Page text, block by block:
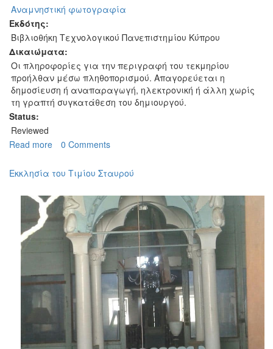
Αναμνηστική φωτογραφία
Εκδότης:
Βιβλιοθήκη Τεχνολογικού Πανεπιστημίου Κύπρου
Δικαιώματα:
Οι πληροφορίες για την περιγραφή του τεκμηρίου
προήλθαν μέσω πληθοπορισμού. Απαγορεύεται η
δημοσίευση ή αναπαραγωγή, ηλεκτρονική ή άλλη χωρίς
τη γραπτή συγκατάθεση του δημιουργού.
Status:
Reviewed
Read more about
Σχολείο
Σταυρού
Σχολική
φωτογραφία
του
1964
0 Comments
Εκκλησία του Τιμίου Σταυρού